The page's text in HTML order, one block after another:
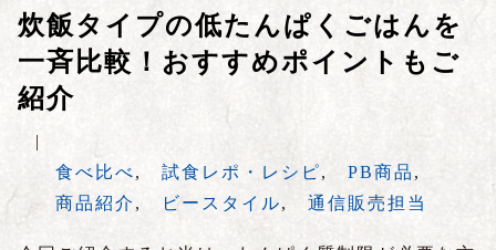
炊飯タイプの低たんぱくごはんを
一斉比較！おすすめポイントもご
紹介
|
食べ比べ, 試食レポ・レシピ, PB商品 ,
商品紹介 , ビースタイル, 通信販売担当